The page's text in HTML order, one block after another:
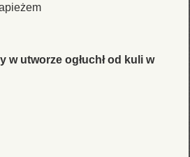
w utworze ogłuchł od kuli w